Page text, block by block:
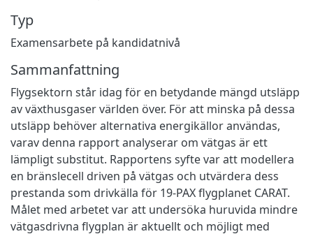
Typ
Examensarbete på kandidatnivå
Sammanfattning
Flygsektorn står idag för en betydande mängd utsläpp
av växthusgaser världen över. För att minska på dessa
utsläpp behöver alternativa energikällor användas,
varav denna rapport analyserar om vätgas är ett
lämpligt substitut. Rapportens syfte var att modellera
en bränslecell driven på vätgas och utvärdera dess
prestanda som drivkälla för 19-PAX flygplanet CARAT.
Målet med arbetet var att undersöka huruvida mindre
vätgasdrivna flygplan är aktuellt och möjligt med